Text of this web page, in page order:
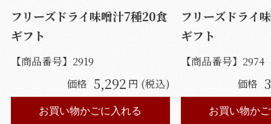
フリーズドライ味噌汁7種20食
ギフト
【商品番号】 2919
価格 5,292 円 (税込)
お買い物かごに入れる
フリーズドライ
ギフト
【商品番号】 2974
価格
お買い物か